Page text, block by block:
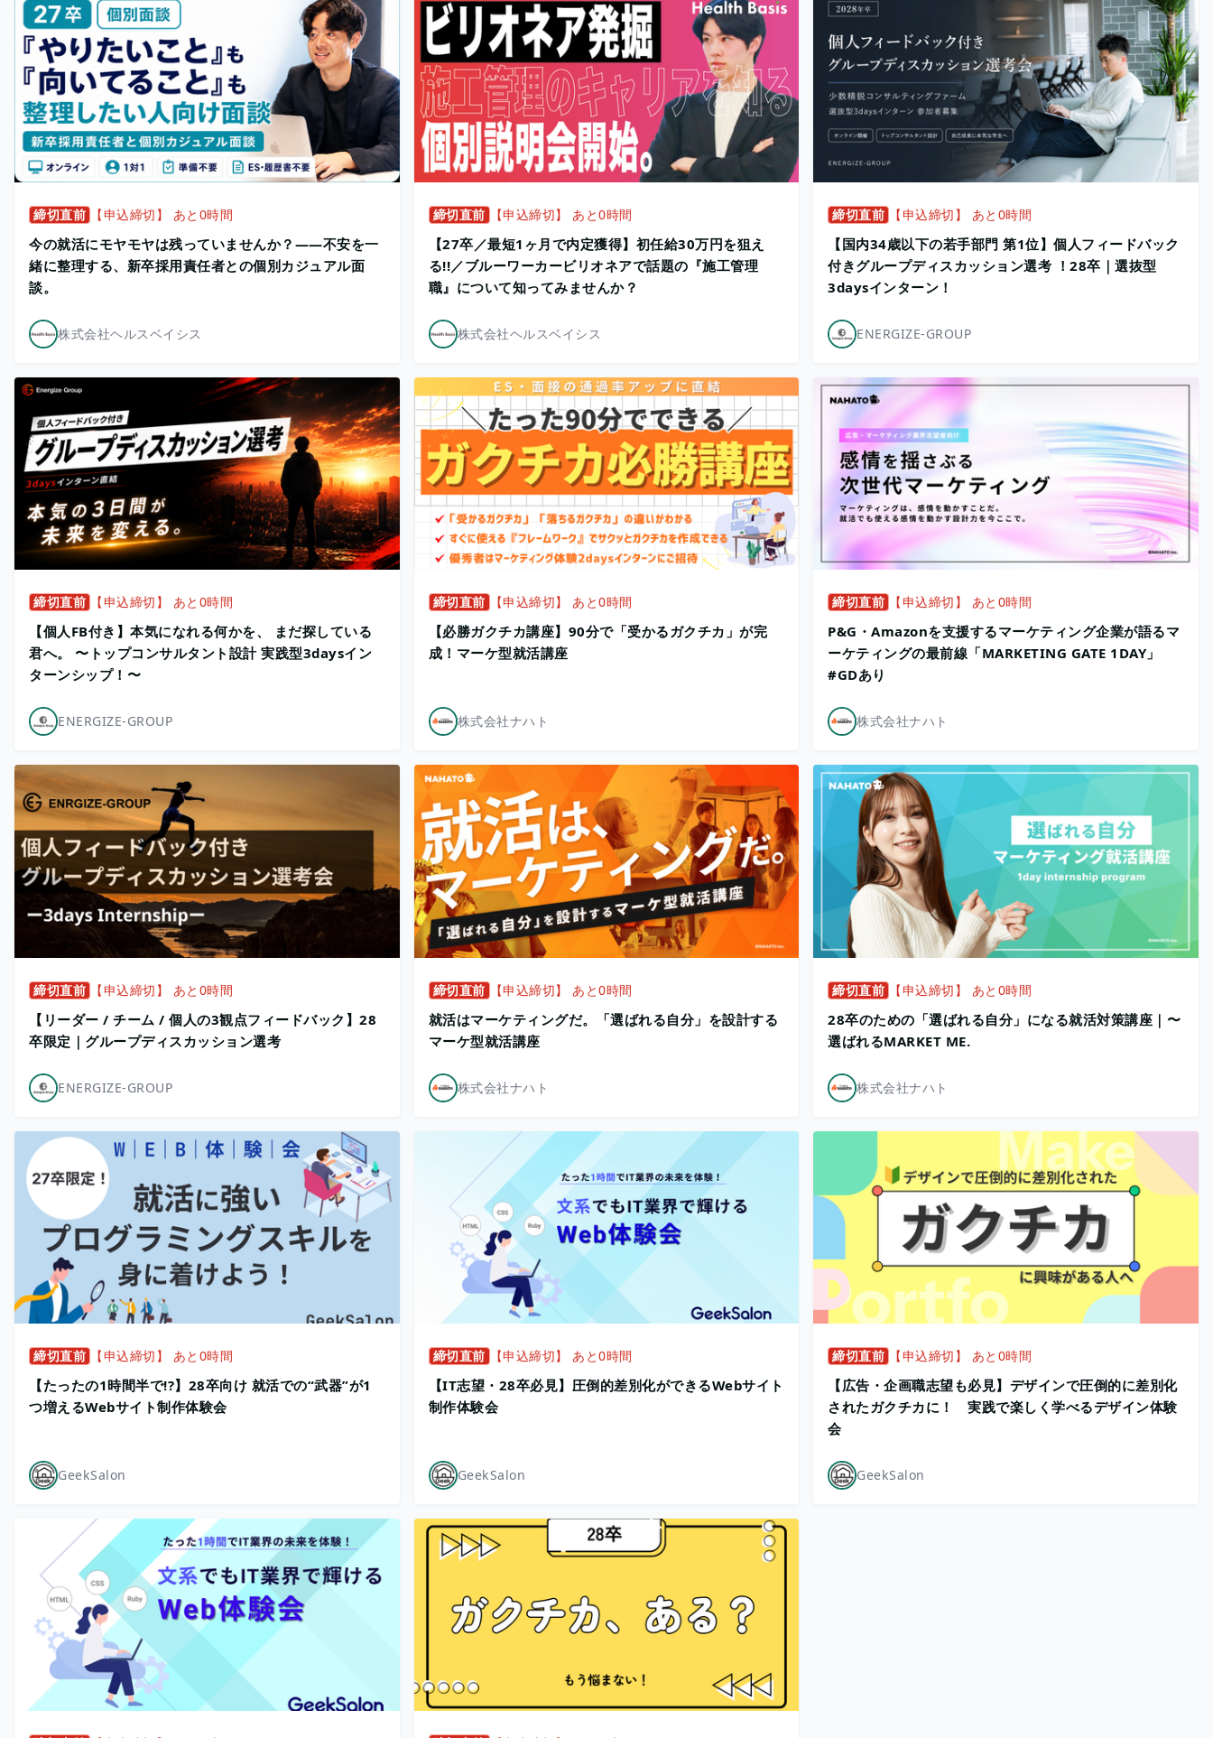
締切直前 【申込締切】 あと0時間
今の就活にモヤモヤは残っていませんか？——不安を一
緒に整理する、新卒採用責任者との個別カジュアル面
談。
株式会社ヘルスベイシス
締切直前 【申込締切】 あと0時間
【27卒／最短1ヶ月で内定獲得】初任給30万円を狙え
る!!／ブルーワーカービリオネアで話題の『施工管理
職』について知ってみませんか？
株式会社ヘルスベイシス
締切直前 【申込締切】 あと0時間
【国内34歳以下の若手部門 第1位】個人フィードバック
付きグループディスカッション選考 ！28卒｜選抜型
3daysインターン！
ENERGIZE-GROUP
締切直前 【申込締切】 あと0時間
【個人FB付き】本気になれる何かを、 まだ探している
君へ。 〜トップコンサルタント設計 実践型3daysイン
ターンシップ！〜
ENERGIZE-GROUP
締切直前 【申込締切】 あと0時間
【必勝ガクチカ講座】90分で「受かるガクチカ」が完
成！マーケ型就活講座
株式会社ナハト
締切直前 【申込締切】 あと0時間
P&G・Amazonを支援するマーケティング企業が語るマ
ーケティングの最前線「MARKETING GATE 1DAY」
#GDあり
株式会社ナハト
締切直前 【申込締切】 あと0時間
【リーダー / チーム / 個人の3観点フィードバック】28
卒限定｜グループディスカッション選考
ENERGIZE-GROUP
締切直前 【申込締切】 あと0時間
就活はマーケティングだ。「選ばれる自分」を設計する
マーケ型就活講座
株式会社ナハト
締切直前 【申込締切】 あと0時間
28卒のための「選ばれる自分」になる就活対策講座｜〜
選ばれるMARKET ME.
株式会社ナハト
締切直前 【申込締切】 あと0時間
【たったの1時間半で!?】28卒向け 就活での“武器”が1
つ増えるWebサイト制作体験会
GeekSalon
締切直前 【申込締切】 あと0時間
【IT志望・28卒必見】圧倒的差別化ができるWebサイト
制作体験会
GeekSalon
締切直前 【申込締切】 あと0時間
【広告・企画職志望も必見】デザインで圧倒的に差別化
されたガクチカに！ 実践で楽しく学べるデザイン体験
会
GeekSalon